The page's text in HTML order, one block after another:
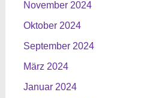
November 2024
Oktober 2024
September 2024
März 2024
Januar 2024